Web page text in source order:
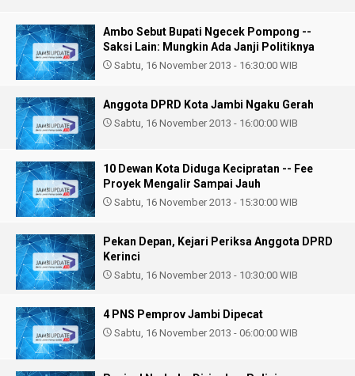
Ambo Sebut Bupati Ngecek Pompong --
Saksi Lain: Mungkin Ada Janji Politiknya
Sabtu, 16 November 2013 - 16:30:00 WIB
Anggota DPRD Kota Jambi Ngaku Gerah
Sabtu, 16 November 2013 - 16:00:00 WIB
10 Dewan Kota Diduga Kecipratan -- Fee
Proyek Mengalir Sampai Jauh
Sabtu, 16 November 2013 - 15:30:00 WIB
Pekan Depan, Kejari Periksa Anggota DPRD
Kerinci
Sabtu, 16 November 2013 - 10:30:00 WIB
4 PNS Pemprov Jambi Dipecat
Sabtu, 16 November 2013 - 06:00:00 WIB